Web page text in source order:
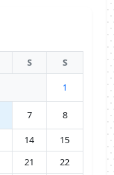
S
S
1
7
8
14
15
21
22